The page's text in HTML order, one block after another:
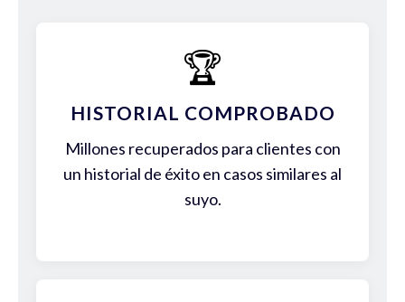
🏆
HISTORIAL COMPROBADO
Millones recuperados para clientes con
un historial de éxito en casos similares al
suyo.